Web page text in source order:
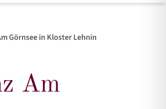
Görnsee in Kloster Lehnin
Am